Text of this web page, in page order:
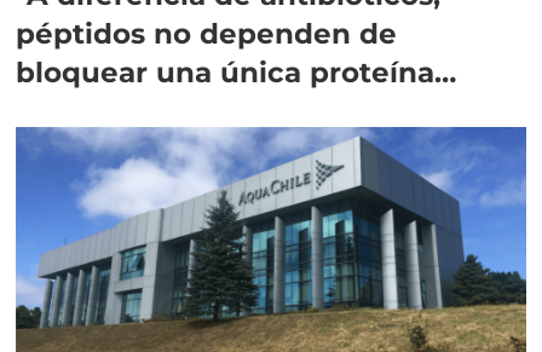
péptidos no dependen de
bloquear una única proteína